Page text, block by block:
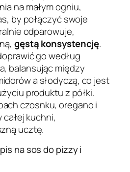
na małym ogniu,
by połączyć swoje
odparowuje,
gęstą konsystencję.
go według
balansując między
a słodyczą, co jest
produktu z półki.
czosnku, oregano i
kuchni,
ucztę.
na sos do pizzy i